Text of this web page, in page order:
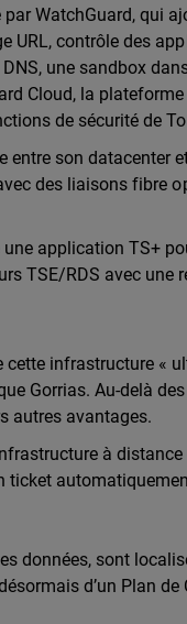
WatchGuard, qui
URL, contrôle des
une sandbox
Cloud, la
de sécurité de
son datacenter
des liaisons fibre
application TS+
TSE/RDS avec une
infrastructure «
Gorrias. Au-delà
autres avantages.
à
ticket
données, sont
d’un Plan